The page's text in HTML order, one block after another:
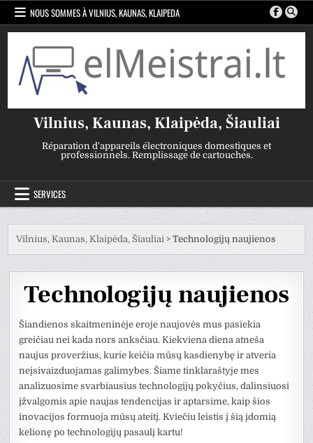
Skip
content
NOUS SOMMES À VILNIUS, KAUNAS, KLAIPEDA
Vilnius, Kaunas, Klaipėda, Šiauliai
Réparation d'appareils électroniques domestiques et
professionnels. Remplissage de cartouches.
SERVICES
Vilnius, Kaunas, Klaipėda, Šiauliai >Technologijų naujienos
Technologijų naujienos
Šiandienos skaitmeninėje eroje naujovės mus pasiekia
greičiau nei kada nors anksčiau. Kiekviena diena atneša
naujus proveržius, kurie keičia mūsų kasdienybę ir atveria
neįsivaizduojamas galimybes. Šiame tinklaraštyje mes
analizuosime svarbiausius technologijų pokyčius, dalinsiuosi
įžvalgomis apie naujas tendencijas ir aptarsime, kaip šios
inovacijos formuoja mūsų ateitį. Kviečiu leistis į šią įdomią
kelionę po technologijų pasaulį kartu!